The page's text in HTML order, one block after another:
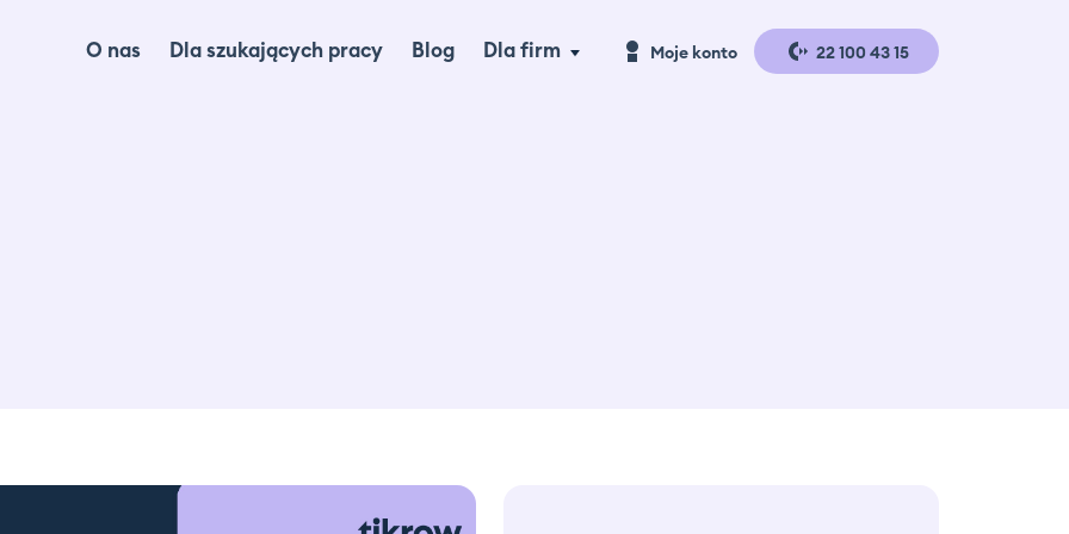
O nas Dla szukających pracy Blog Dla firm Moje konto 22 100 43 15